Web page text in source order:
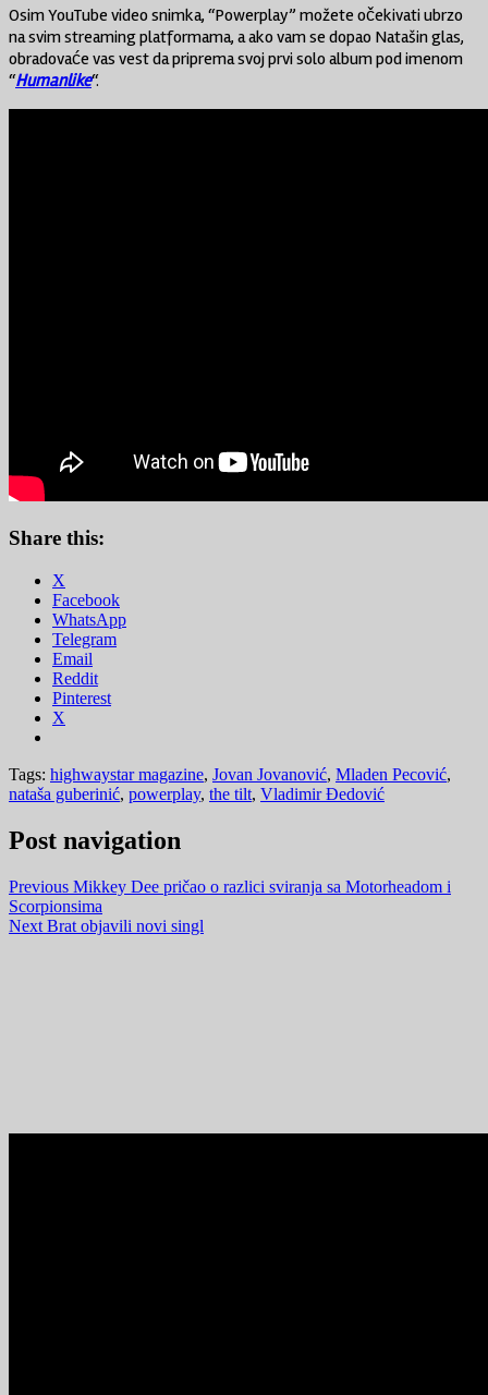
Osim YouTube video snimka, “Powerplay” možete očekivati ubrzo
na svim streaming platformama, a ako vam se dopao Natašin glas,
obradovaće vas vest da priprema svoj prvi solo album pod imenom
“Humanlike“.
Share this:
X
Facebook
WhatsApp
Telegram
Email
Reddit
Pinterest
X
Tags: highwaystar magazine, Jovan Jovanović, Mladen Pecović,
nataša guberinić, powerplay, the tilt, Vladimir Đedović
Post navigation
Previous Mikkey Dee pričao o razlici sviranja sa Motorheadom i
Scorpionsima
Next Brat objavili novi singl